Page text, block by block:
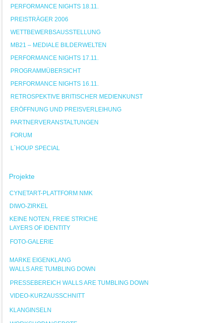
PERFORMANCE NIGHTS 18.11.
PREISTRÄGER 2006
WETTBEWERBSAUSSTELLUNG
MB21 – MEDIALE BILDERWELTEN
PERFORMANCE NIGHTS 17.11.
PROGRAMMÜBERSICHT
PERFORMANCE NIGHTS 16.11.
RETROSPEKTIVE BRITISCHER MEDIENKUNST
ERÖFFNUNG UND PREISVERLEIHUNG
PARTNERVERANSTALTUNGEN
FORUM
L`HOUP SPECIAL
Projekte
CYNETART-PLATTFORM NMK
DIWO-ZIRKEL
KEINE NOTEN, FREIE STRICHE
LAYERS OF IDENTITY
FOTO-GALERIE
MARKE EIGENKLANG
WALLS ARE TUMBLING DOWN
PRESSEBEREICH WALLS ARE TUMBLING DOWN
VIDEO-KURZAUSSCHNITT
KLANGINSELN